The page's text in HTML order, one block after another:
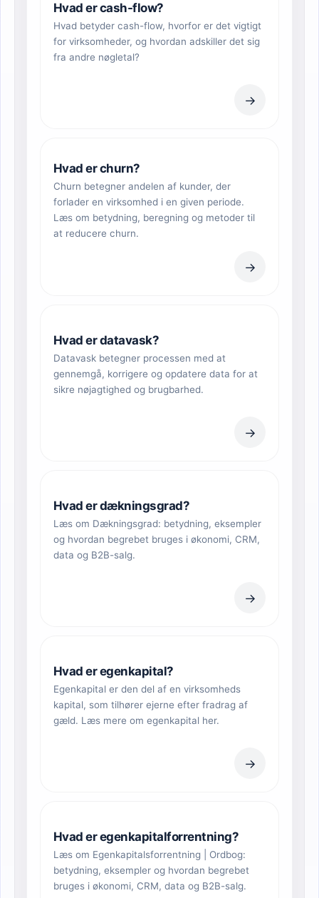
Hvad er cash-flow?
Hvad betyder cash-flow, hvorfor er det vigtigt
for virksomheder, og hvordan adskiller det sig
fra andre nøgletal?
→
Hvad er churn?
Churn betegner andelen af kunder, der
forlader en virksomhed i en given periode.
Læs om betydning, beregning og metoder til
at reducere churn.
→
Hvad er datavask?
Datavask betegner processen med at
gennemgå, korrigere og opdatere data for at
sikre nøjagtighed og brugbarhed.
→
Hvad er dækningsgrad?
Læs om Dækningsgrad: betydning, eksempler
og hvordan begrebet bruges i økonomi, CRM,
data og B2B-salg.
→
Hvad er egenkapital?
Egenkapital er den del af en virksomheds
kapital, som tilhører ejerne efter fradrag af
gæld. Læs mere om egenkapital her.
→
Hvad er egenkapitalforrentning?
Læs om Egenkapitalsforrentning | Ordbog:
betydning, eksempler og hvordan begrebet
bruges i økonomi, CRM, data og B2B-salg.